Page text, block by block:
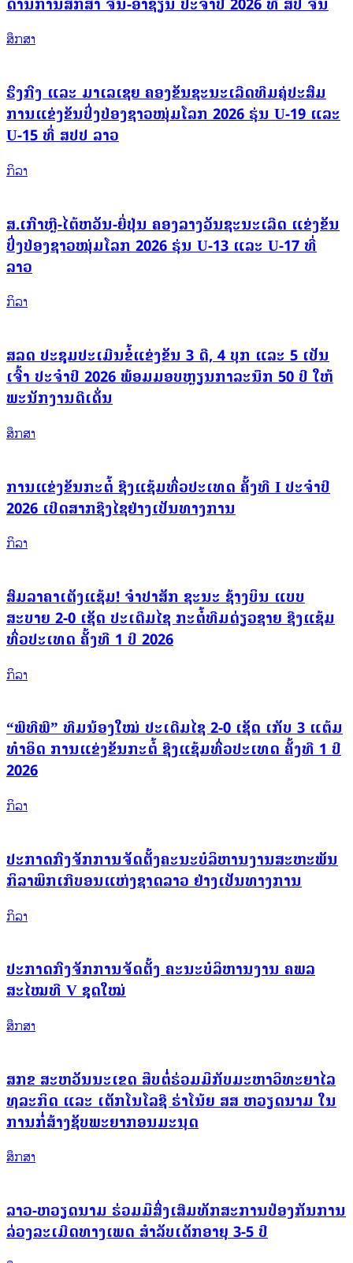
ດ້ານການສຶກສາ ຈີນ-ອາຊຽນ ປະຈຳປີ 2026 ທີ່ ສປ ຈີນ
ສຶກສາ
ຮົງກົງ ແລະ ມາເລເຊຍ ຄອງຂັນຊະນະເລີດທີມຄູ່ປະສົມ
ການແຂ່ງຂັນປິ່ງປ່ອງຊາວໜຸ່ມໂລກ 2026 ຮຸ່ນ U-19 ແລະ
U-15 ທີ່ ສປປ ລາວ
ກິລາ
ສ.ເກົາຫຼີ-ໄຕ້ຫວັນ-ຍີ່ປຸ່ນ ຄອງລາງວັນຊະນະເລີດ ແຂ່ງຂັນ
ປິ່ງປ່ອງຊາວໜຸ່ມໂລກ 2026 ຮຸ່ນ U-13 ແລະ U-17 ທີ່
ລາວ
ກິລາ
ສລດ ປະຊຸມປະເມີນຂໍ້ແຂ່ງຂັນ 3 ດີ, 4 ບຸກ ແລະ 5 ເປັນ
ເຈົ້າ ປະຈຳປີ 2026 ພ້ອມມອບຫຼຽນກາລະນຶກ 50 ປີ ໃຫ້
ພະນັກງານດີເດັ່ນ
ສຶກສາ
ການແຂ່ງຂັນກະຕໍ້ ຊີງແຊ້ມທົ່ວປະເທດ ຄັ້ງທີ I ປະຈຳປີ
2026 ເປີດສາກຊີງໄຊຢ່າງເປັນທາງການ
ກິລາ
ສົມລາຄາເຕັງແຊ້ມ! ຈຳປາສັກ ຊະນະ ຊ້າງບິນ ແບບ
ສະບາຍ 2-0 ເຊັດ ປະເດີມໄຊ ກະຕໍ້ທີມດ່ຽວຊາຍ ຊີງແຊ້ມ
ທົ່ວປະເທດ ຄັ້ງທີ 1 ປີ 2026
ກິລາ
“ພີທີພີ” ທີມນ້ອງໃໝ່ ປະເດີມໄຊ 2-0 ເຊັດ ເກັບ 3 ແຕ້ມ
ທຳອິດ ການແຂ່ງຂັນກະຕໍ້ ຊີງແຊ້ມທົ່ວປະເທດ ຄັ້ງທີ 1 ປີ
2026
ກິລາ
ປະກາດກົງຈັກການຈັດຕັ້ງຄະນະບໍລິຫານງານສະຫະພັນ
ກິລາພິກເກີບອນແຫ່ງຊາດລາວ ຢ່າງເປັນທາງການ
ກິລາ
ປະກາດກົງຈັກການຈັດຕັ້ງ ຄະນະບໍລິຫານງານ ຄພລ
ສະໄໝທີ V ຊຸດໃໝ່
ສຶກສາ
ສກຂ ສະຫວັນນະເຂດ ສືບຕໍ່ຮ່ວມມືກັບມະຫາວິທະຍາໄລ
ທຸລະກິດ ແລະ ເຕັກໂນໂລຊີ ຮ່າໂນ້ຍ ສສ ຫວຽດນາມ ໃນ
ການກໍ່ສ້າງຊັບພະຍາກອນມະນຸດ
ສຶກສາ
ລາວ-ຫວຽດນາມ ຮ່ວມມືສົ່ງເສີມທັກສະການປ້ອງກັນການ
ລ່ວງລະເມີດທາງເພດ ສຳລັບເດັກອາຍຸ 3-5 ປີ